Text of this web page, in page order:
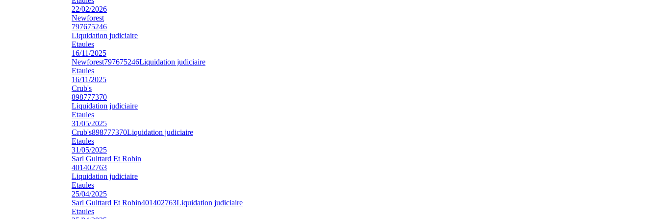
22/02/2026
Newforest
797675246
Liquidation judiciaire
Etaules
16/11/2025
Newforest797675246Liquidation judiciaire
Etaules
16/11/2025
Crub's
898777370
Liquidation judiciaire
Etaules
31/05/2025
Crub's898777370Liquidation judiciaire
Etaules
31/05/2025
Sarl Guittard Et Robin
401402763
Liquidation judiciaire
Etaules
25/04/2025
Sarl Guittard Et Robin401402763Liquidation judiciaire
Etaules